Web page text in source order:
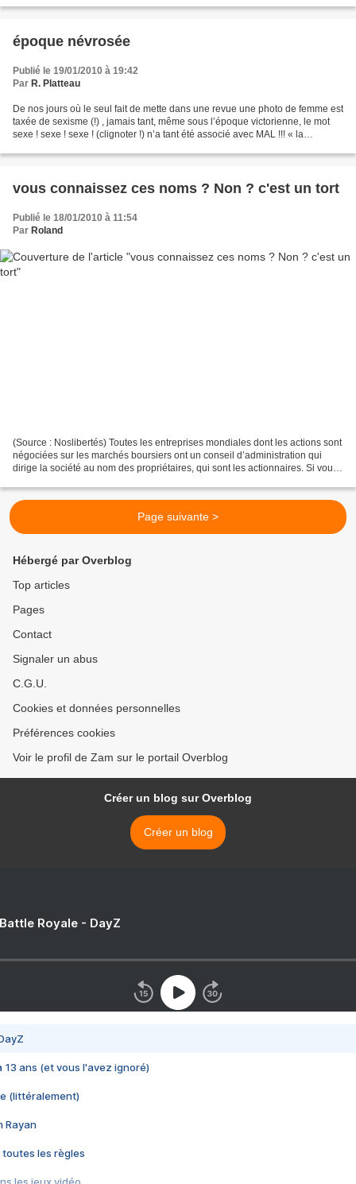
époque névrosée
Publié le 19/01/2010 à 19:42
Par R. Platteau
De nos jours où le seul fait de mette dans une revue une photo de femme est
taxée de sexisme (!) , jamais tant, même sous l’époque victorienne, le mot
sexe ! sexe ! sexe ! (clignoter !) n’a tant été associé avec MAL !!! « la
vous connaissez ces noms ? Non ? c'est un tort
Publié le 18/01/2010 à 11:54
Par Roland
(Source : Noslibertés) Toutes les entreprises mondiales dont les actions sont
négociées sur les marchés boursiers ont un conseil d’administration qui
dirige la société au nom des propriétaires, qui sont les actionnaires. Si vous
Page suivante >
Hébergé par Overblog
Top articles
Pages
Contact
Signaler un abus
C.G.U.
Cookies et données personnelles
Préférences cookies
Voir le profil de Zam sur le portail Overblog
Créer un blog sur Overblog
Créer un blog
Royale - DayZ
13 ans (et vous l'avez ignoré)
(littéralement)
Rayan
toutes les règles